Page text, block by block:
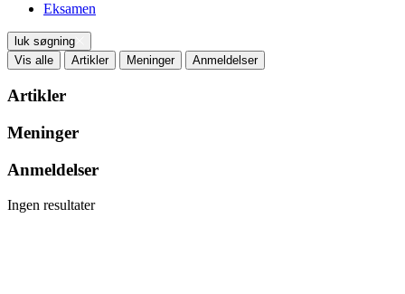
Eksamen
luk søgning
Vis alle
Artikler Meninger Anmeldelser
Artikler
Meninger
Anmeldelser
Ingen resultater